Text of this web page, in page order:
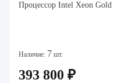
Процессор Intel Xeon
Наличие: 7 шт.
393 800 ₽